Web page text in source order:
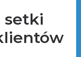
setki